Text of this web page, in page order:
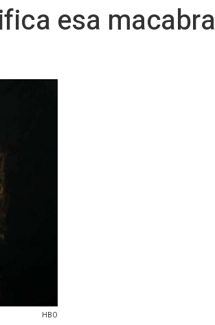
esa macabra
HBO